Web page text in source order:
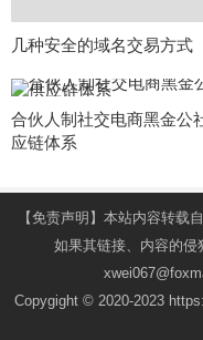
几种安全的域名交易方式
合伙人制社交电商黑金公
应链体系
【免责声明】本站内容转载
如果其链接、内容的侵
Copygight © 2020-2023